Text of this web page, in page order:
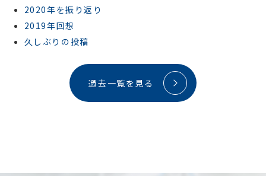
2020年を振り返り
2019年回想
久しぶりの投稿
過去一覧を見る